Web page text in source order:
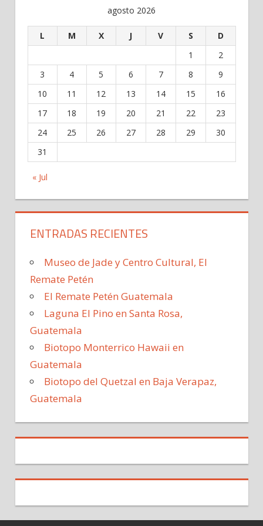
agosto 2026
L M X J V S D
« Jul
1
2
3
4 5 6 7 8
9
10
11 12 13 14 15
16
17
18 19 20 21 22
23
24
25 26 27 28 29
30
31
ENTRADAS RECIENTES
Museo de Jade y Centro Cultural, El
Remate Petén
El Remate Petén Guatemala
Laguna El Pino en Santa Rosa,
Guatemala
Biotopo Monterrico Hawaii en
Guatemala
Biotopo del Quetzal en Baja Verapaz,
Guatemala